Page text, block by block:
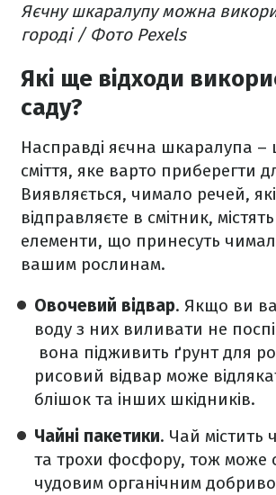
Яєчну шкаралупу можна
городі / Фото Pexels
Які ще відходи
саду?
Насправді яєчна шкаралупа –
сміття, яке варто приберегти
Виявляється, чимало речей,
відправляєте в смітник,
елементи, що принесуть
вашим рослинам.
Овочевий відвар. Якщо ви
воду з них виливати не
вона підживить ґрунт для
рисовий відвар може
блішок та інших шкідників.
Чайні пакетики. Чай містить
та трохи фосфору, тож може
чудовим органічним